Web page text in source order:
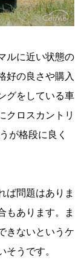
ルに近い状態の
好の良さや購入
グをしている車
クロスカントリ
が格段に良く
ば問題はありま
もあります。ま
きないというケ
そうです。